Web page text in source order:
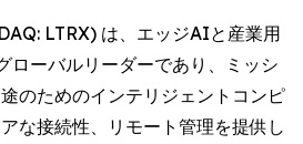
LTRX) は、エッジAIと産業用
ローバルリーダーであり、ミッシ
のためのインテリジェントコンピ
な接続性、リモート管理を提供し